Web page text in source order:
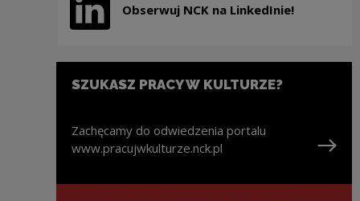
Obserwuj NCK na LinkedInie!
Note, the link will open in a new window
SZUKASZ PRACY W KULTURZE?
Zachęcamy do odwiedzenia portalu
www.pracujwkulturze.nck.pl